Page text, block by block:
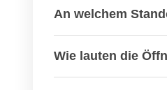
An welchem
Wie lauten die